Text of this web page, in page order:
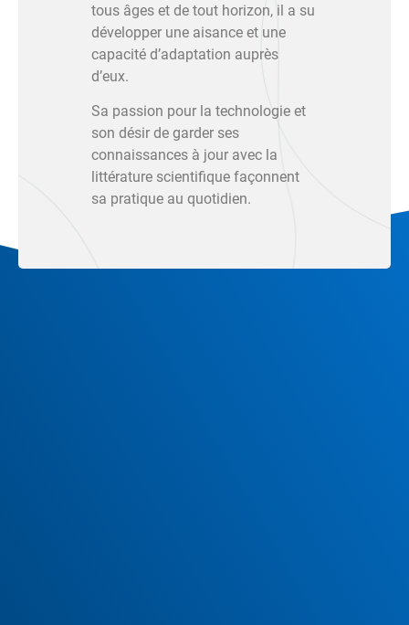
tous âges et de tout horizon, il a su
développer une aisance et une
capacité d’adaptation auprès
d’eux.
Sa passion pour la technologie et
son désir de garder ses
connaissances à jour avec la
littérature scientifique façonnent
sa pratique au quotidien.